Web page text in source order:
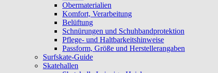
Obermaterialien
Komfort, Verarbeitung
Belüftung
Schnürungen und Schuhbandprotektion
Pflege- und Haltbarkeitshinweise
Passform, Größe und Herstellerangaben
Surfskate-Guide
Skatehallen